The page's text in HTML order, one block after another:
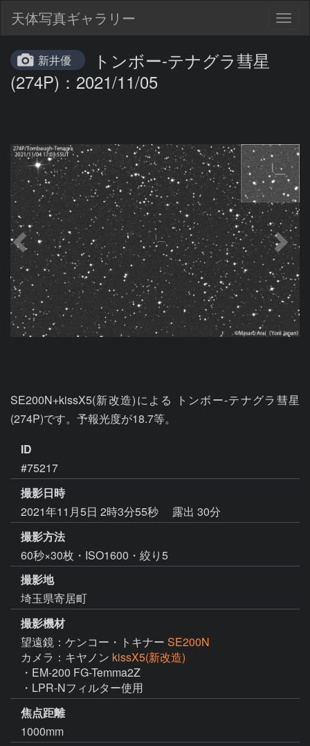
天体写真ギャラリー
新井優
トンボー-テナグラ彗星
(274P)：2021/11/05
SE200N+kissX5(新改造)による トンボー-テナグラ彗星
ID
#75217
撮影日時
2021年11月5日 2時3分55秒
露出 30分
撮影方法
60秒×30枚・ISO1600・絞り5
撮影地
埼玉県寄居町
撮影機材
望遠鏡：ケンコー・トキナー SE200N
カメラ：キヤノン kissX5(新改造)
・EM-200 FG-Temma2Z
・LPR-Nフィルター使用
焦点距離
1000mm